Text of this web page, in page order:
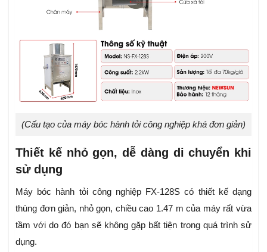
(Cấu tạo của máy bóc hành tỏi công nghiệp khá đơn giản)
Thiết kế nhỏ gọn, dễ dàng di chuyển khi
sử dụng
Máy bóc hành tỏi công nghiệp FX-128S có thiết kế dạng
thùng đơn giản, nhỏ gọn, chiều cao 1.47 m của máy rất vừa
tầm với do đó bạn sẽ không gặp bất tiện trong quá trình sử
dụng.